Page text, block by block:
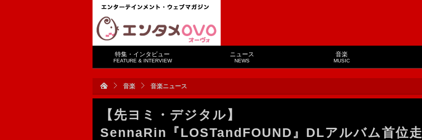
特集・インタビュー
FEATURE & INTERVIEW
ニュース
NEWS
音楽
MUSIC
音楽 音楽ニュース
【先ヨミ・デジタル】
SennaRin『LOSTandFOUND』DLアルバム首位走